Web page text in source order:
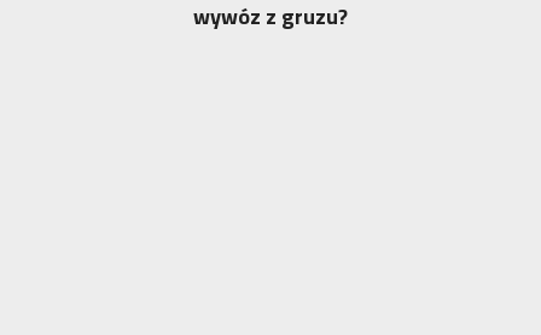
wywóz z gruzu?